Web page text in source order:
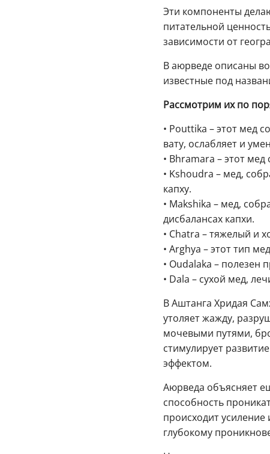
Эти компоненты
питательной
зависимости от
В аюрведе описаны
известные под
Рассмотрим их по
• Pouttika – этот мед
вату, ослабляет и
• Bhramara – этот
• Kshoudra – мед,
капху.
• Makshika – мед,
дисбалансах капхи.
• Chatra – тяжелый и
• Arghya – этот тип
• Oudalaka – полезен
• Dala – сухой мед,
В Аштанга Хридая
утоляет жажду,
мочевыми путями,
стимулирует
эффектом.
Аюрведа объясняет
способность
происходит усиление
глубокому